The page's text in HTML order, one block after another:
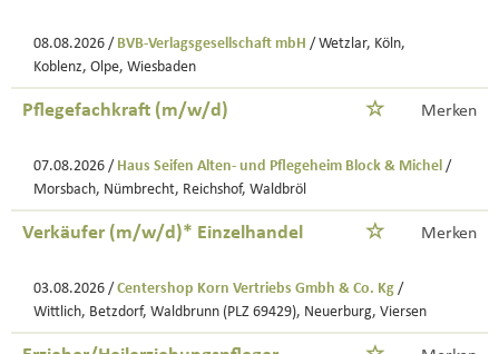
08.08.2026 / BVB-Verlagsgesellschaft mbH / Wetzlar, Köln,
Koblenz, Olpe, Wiesbaden
Pflegefachkraft (m/w/d) Merken
07.08.2026 / Haus Seifen Alten- und Pflegeheim Block & Michel /
Morsbach, Nümbrecht, Reichshof, Waldbröl
Verkäufer (m/w/d)* Einzelhandel Merken
03.08.2026 / Centershop Korn Vertriebs Gmbh & Co. Kg /
Wittlich, Betzdorf, Waldbrunn (PLZ 69429), Neuerburg, Viersen